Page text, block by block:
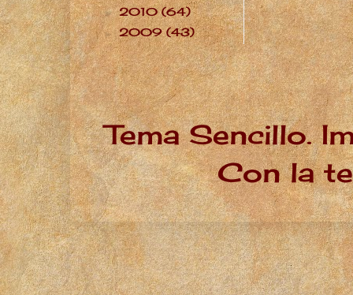
►2010(64)
►2009(43)
Tema Sencillo.
Con la